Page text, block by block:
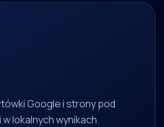
Google i strony pod
lokalnych wynikach.